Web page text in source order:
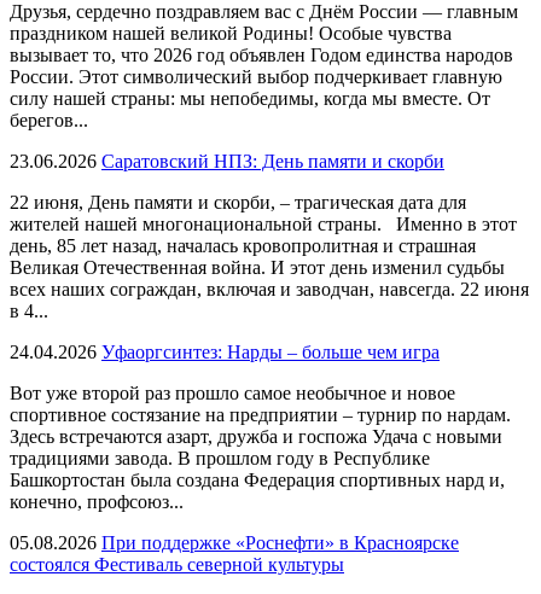
Друзья, сердечно поздравляем вас с Днём России — главным
праздником нашей великой Родины! Особые чувства
вызывает то, что 2026 год объявлен Годом единства народов
России. Этот символический выбор подчеркивает главную
силу нашей страны: мы непобедимы, когда мы вместе. От
берегов...
23.06.2026 Саратовский НПЗ: День памяти и скорби
22 июня, День памяти и скорби, – трагическая дата для
жителей нашей многонациональной страны. Именно в этот
день, 85 лет назад, началась кровопролитная и страшная
Великая Отечественная война. И этот день изменил судьбы
всех наших сограждан, включая и заводчан, навсегда. 22 июня
в 4...
24.04.2026 Уфаоргсинтез: Нарды – больше чем игра
Вот уже второй раз прошло самое необычное и новое
спортивное состязание на предприятии – турнир по нардам.
Здесь встречаются азарт, дружба и госпожа Удача с новыми
традициями завода. В прошлом году в Республике
Башкортостан была создана Федерация спортивных нард и,
конечно, профсоюз...
05.08.2026 При поддержке «Роснефти» в Красноярске
состоялся Фестиваль северной культуры